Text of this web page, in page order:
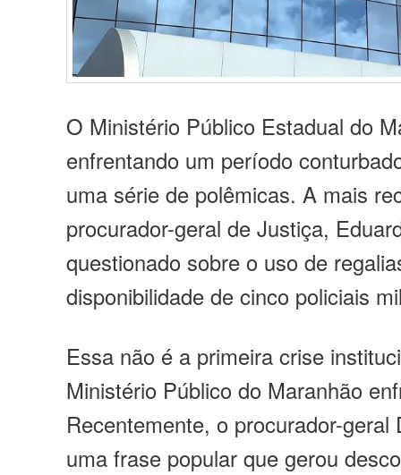
O Ministério Público Estadual do
enfrentando um período
uma série de polêmicas. A mais
procurador-geral de Justiça,
questionado sobre o uso de
disponibilidade de cinco policiais
Essa não é a primeira crise
Ministério Público do Maranhão
Recentemente, o procurador-geral
uma frase popular que gerou